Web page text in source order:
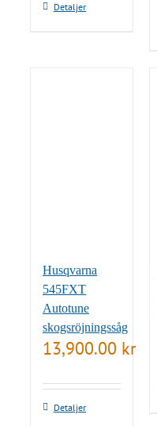
Detaljer
Husqvarna
545FXT
Autotune
skogsröjningssåg
13,900.00 kr
Detaljer